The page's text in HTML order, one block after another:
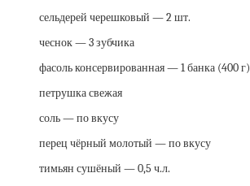
сельдерей черешковый — 2 шт.
чеснок — 3 зубчика
фасоль консервированная — 1 банка (400 г)
петрушка свежая
соль — по вкусу
перец чёрный молотый — по вкусу
тимьян сушёный — 0,5 ч.л.